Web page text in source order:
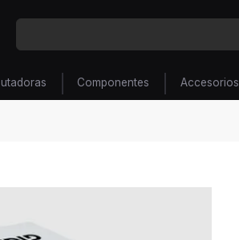
Componentes Accesorios